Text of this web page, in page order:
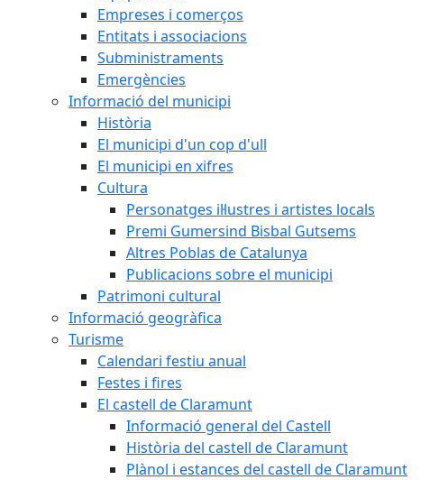
Empreses i comerços
Entitats i associacions
Subministraments
Emergències
Informació del municipi
Història
El municipi d'un cop d'ull
El municipi en xifres
Cultura
Personatges il·lustres i artistes locals
Premi Gumersind Bisbal Gutsems
Altres Poblas de Catalunya
Publicacions sobre el municipi
Patrimoni cultural
Informació geogràfica
Turisme
Calendari festiu anual
Festes i fires
El castell de Claramunt
Informació general del Castell
Història del castell de Claramunt
Plànol i estances del castell de Claramunt